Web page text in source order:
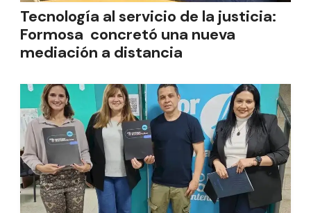
Tecnología al servicio de la justicia:
Formosa concretó una nueva
mediación a distancia